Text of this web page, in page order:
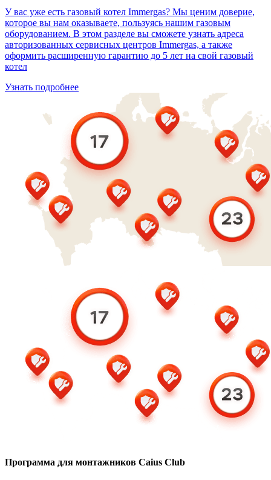
У вас уже есть газовый котел Immergas? Мы ценим доверие,
которое вы нам оказываете, пользуясь нашим газовым
оборудованием. В этом разделе вы сможете узнать адреса
авторизованных сервисных центров Immergas, а также
оформить расширенную гарантию до 5 лет на свой газовый
котел
Узнать подробнее
Программа для монтажников Caius Club